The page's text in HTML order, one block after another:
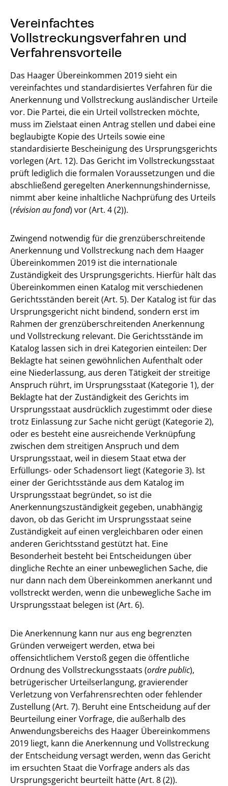
Vereinfachtes
Vollstreckungsverfahren und
Verfahrensvorteile
Das Haager Übereinkommen 2019 sieht ein
vereinfachtes und standardisiertes Verfahren für die
Anerkennung und Vollstreckung ausländischer Urteile
vor. Die Partei, die ein Urteil vollstrecken möchte,
muss im Zielstaat einen Antrag stellen und dabei eine
beglaubigte Kopie des Urteils sowie eine
standardisierte Bescheinigung des Ursprungsgerichts
vorlegen (Art. 12). Das Gericht im Vollstreckungsstaat
prüft lediglich die formalen Voraussetzungen und die
abschließend geregelten Anerkennungshindernisse,
nimmt aber keine inhaltliche Nachprüfung des Urteils
(révision au fond) vor (Art. 4 (2)).
Zwingend notwendig für die grenzüberschreitende
Anerkennung und Vollstreckung nach dem Haager
Übereinkommen 2019 ist die internationale
Zuständigkeit des Ursprungsgerichts. Hierfür hält das
Übereinkommen einen Katalog mit verschiedenen
Gerichtsständen bereit (Art. 5). Der Katalog ist für das
Ursprungsgericht nicht bindend, sondern erst im
Rahmen der grenzüberschreitenden Anerkennung
und Vollstreckung relevant. Die Gerichtsstände im
Katalog lassen sich in drei Kategorien einteilen: Der
Beklagte hat seinen gewöhnlichen Aufenthalt oder
eine Niederlassung, aus deren Tätigkeit der streitige
Anspruch rührt, im Ursprungsstaat (Kategorie 1), der
Beklagte hat der Zuständigkeit des Gerichts im
Ursprungsstaat ausdrücklich zugestimmt oder diese
trotz Einlassung zur Sache nicht gerügt (Kategorie 2),
oder es besteht eine ausreichende Verknüpfung
zwischen dem streitigen Anspruch und dem
Ursprungsstaat, weil in diesem Staat etwa der
Erfüllungs- oder Schadensort liegt (Kategorie 3). Ist
einer der Gerichtsstände aus dem Katalog im
Ursprungsstaat begründet, so ist die
Anerkennungszuständigkeit gegeben, unabhängig
davon, ob das Gericht im Ursprungsstaat seine
Zuständigkeit auf einen vergleichbaren oder einen
anderen Gerichtsstand gestützt hat. Eine
Besonderheit besteht bei Entscheidungen über
dingliche Rechte an einer unbeweglichen Sache, die
nur dann nach dem Übereinkommen anerkannt und
vollstreckt werden, wenn die unbewegliche Sache im
Ursprungsstaat belegen ist (Art. 6).
Die Anerkennung kann nur aus eng begrenzten
Gründen verweigert werden, etwa bei
offensichtlichem Verstoß gegen die öffentliche
Ordnung des Vollstreckungsstaats (ordre public),
betrügerischer Urteilserlangung, gravierender
Verletzung von Verfahrensrechten oder fehlender
Zustellung (Art. 7). Beruht eine Entscheidung auf der
Beurteilung einer Vorfrage, die außerhalb des
Anwendungsbereichs des Haager Übereinkommens
2019 liegt, kann die Anerkennung und Vollstreckung
der Entscheidung versagt werden, wenn das Gericht
im ersuchten Staat die Vorfrage anders als das
Ursprungsgericht beurteilt hätte (Art. 8 (2)).